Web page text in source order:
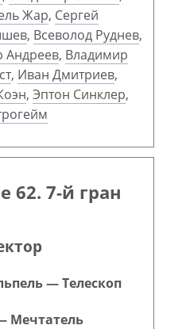
Жар, Сергей
, Всеволод Руднев,
Андреев, Владимир
, Иван Дмитриев,
, Эптон Синклер,
62. 7-й гран
— Телескоп
Мечтатель